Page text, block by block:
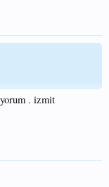
. izmit